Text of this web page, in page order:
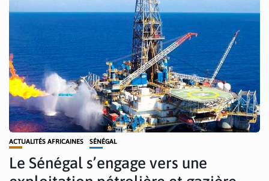
ACTUALITÉS AFRICAINES SÉNÉGAL
Le Sénégal s’engage vers une